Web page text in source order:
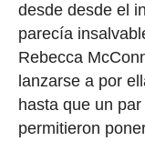
desde desde el
parecía
Rebecca
lanzarse a por
hasta que un
permitieron